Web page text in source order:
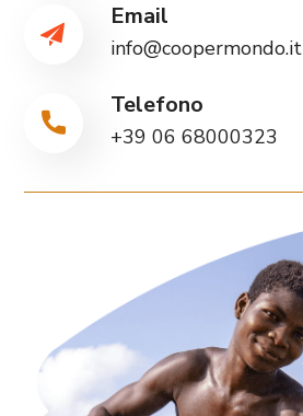
Email
info@coopermondo.it
Telefono
+39 06 68000323